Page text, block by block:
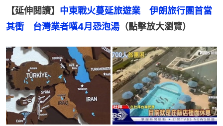
【延伸閲讀】 中東戰火蔓延旅遊業　伊朗旅行團首當
其衝　台灣業者嘆4月恐泡湯 （點擊放大瀏覽）